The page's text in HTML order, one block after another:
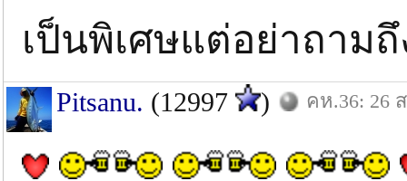
เป็นพิเศษแต่อย่าถาม
Pitsanu. (12997 ) คห.36: 26